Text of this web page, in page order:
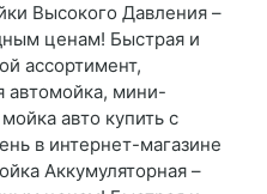
Высокого Давления –
ценам! Быстрая и
ассортимент,
автомойка, мини-
авто купить с
в интернет-магазине
Аккумуляторная –